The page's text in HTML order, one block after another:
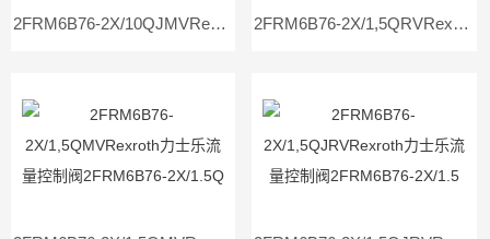
2FRM6B76-2X/10QJMVRexroth力士乐流量控制阀2FRM6B76-2X/10Q 2FRM6B76-2X/1,5QRVRexroth力士乐流量控制阀2FRM6B76-2X/1.5QR